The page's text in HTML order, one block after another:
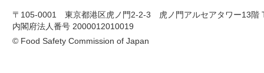
〒105-0001 東京都港区虎ノ門2-2-3 虎ノ門アルセアタワー13階
内閣府法人番号 2000012010019
© Food Safety Commission of Japan